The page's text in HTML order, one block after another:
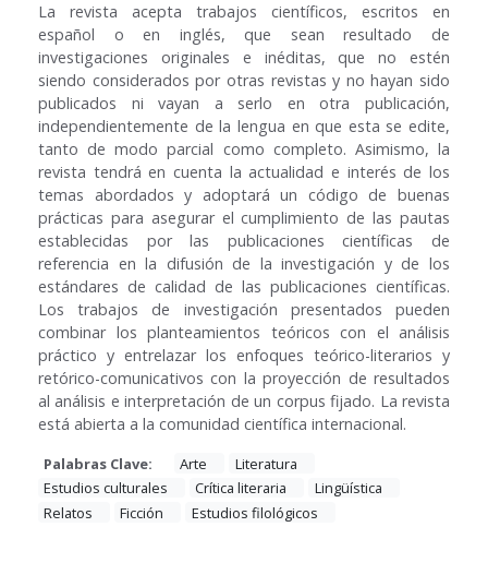
La revista acepta trabajos científicos, escritos en
español o en inglés, que sean resultado de
investigaciones originales e inéditas, que no estén
siendo considerados por otras revistas y no hayan sido
publicados ni vayan a serlo en otra publicación,
independientemente de la lengua en que esta se edite,
tanto de modo parcial como completo. Asimismo, la
revista tendrá en cuenta la actualidad e interés de los
temas abordados y adoptará un código de buenas
prácticas para asegurar el cumplimiento de las pautas
establecidas por las publicaciones científicas de
referencia en la difusión de la investigación y de los
estándares de calidad de las publicaciones científicas.
Los trabajos de investigación presentados pueden
combinar los planteamientos teóricos con el análisis
práctico y entrelazar los enfoques teórico-literarios y
retórico-comunicativos con la proyección de resultados
al análisis e interpretación de un corpus fijado. La revista
está abierta a la comunidad científica internacional.
Palabras Clave: Arte
Literatura
Estudios culturales
Crítica literaria
Lingüística
Relatos
Ficción Estudios filológicos